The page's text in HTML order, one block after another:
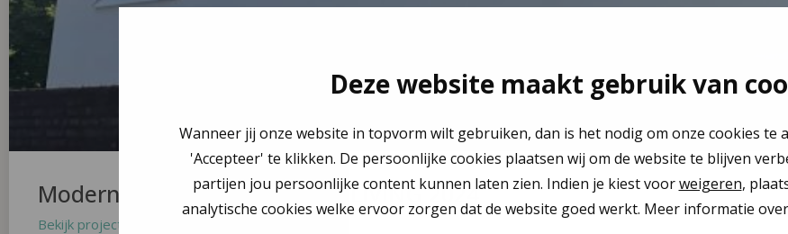
Deze website maakt gebruik van
Wanneer jij onze website in topvorm wilt gebruiken, dan is het nodig om onze cookies te
'Accepteer' te klikken. De persoonlijke cookies plaatsen wij om de website te blijven
partijen jou persoonlijke content kunnen laten zien. Indien je kiest voorweigeren,
analytische cookies welke ervoor zorgen dat de website goed werkt. Meer informatie
Moderne Villa in THE ART OF LIVING 2024
Bekijk project »